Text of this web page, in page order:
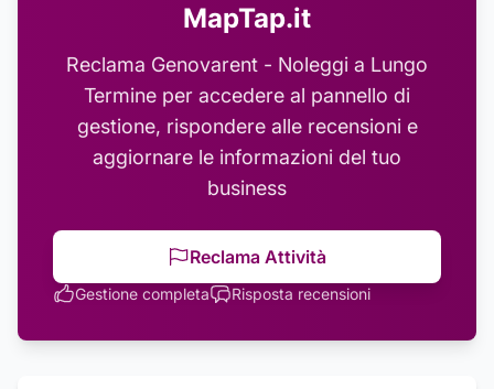
MapTap.it
Reclama Genovarent - Noleggi a Lungo
Termine per accedere al pannello di
gestione, rispondere alle recensioni e
aggiornare le informazioni del tuo
business
Reclama Attività
Gestione completa Risposta recensioni